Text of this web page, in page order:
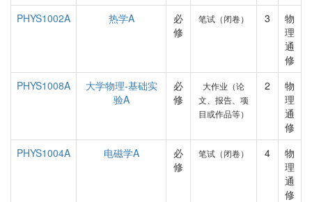
PHYS1002A
热学A
必
修
笔试（闭卷） 3
物
理
通
修
PHYS1008A
大学物理-基础实
验A
必
修
大作业（论
文、报告、项
目或作品等）
2
物
理
通
修
PHYS1004A
电磁学A
必
修
笔试（闭卷） 4
物
理
通
修